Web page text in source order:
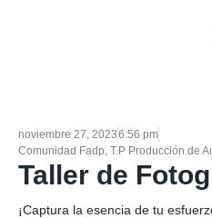
noviembre 27, 20236:56 pm
Comunidad Fadp, T.P Producción de
Taller de
¡Captura la esencia de tu